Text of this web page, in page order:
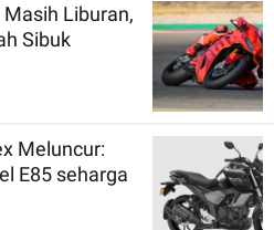
Masih Liburan,
Sibuk
Meluncur:
E85 seharga